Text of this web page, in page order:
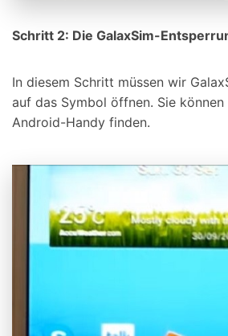
Schritt 2: Die GalaxSim-
In diesem Schritt müssen wir
auf das Symbol öffnen. Sie
Android-Handy finden.